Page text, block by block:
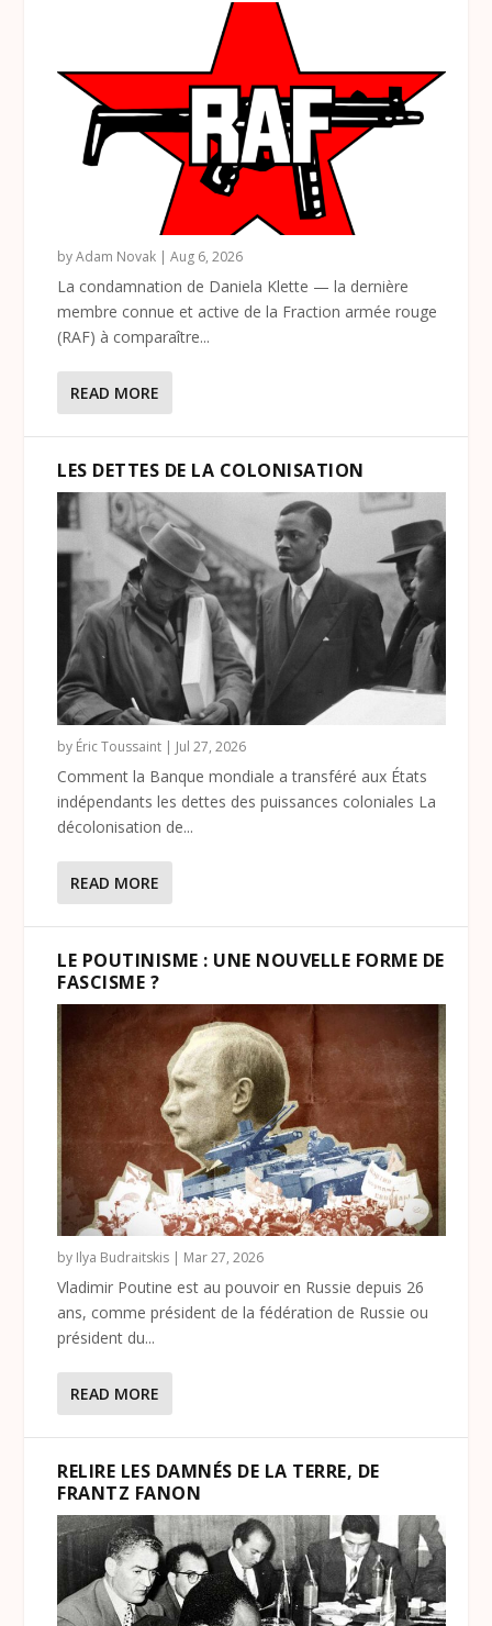
byAdam Novak |Aug 6, 2026
La condamnation de Daniela Klette — la dernière
membre connue et active de la Fraction armée rouge
(RAF) à comparaître...
READ MORE
LES DETTES DE LA COLONISATION
by Éric Toussaint | Jul 27, 2026
Comment la Banque mondiale a transféré aux États
indépendants les dettes des puissances coloniales La
décolonisation de...
READ MORE
LE POUTINISME : UNE NOUVELLE FORME DE
FASCISME ?
by Ilya Budraitskis | Mar 27, 2026
Vladimir Poutine est au pouvoir en Russie depuis 26
ans, comme président de la fédération de Russie ou
président du...
READ MORE
RELIRE LES DAMNÉS DE LA TERRE, DE
FRANTZ FANON